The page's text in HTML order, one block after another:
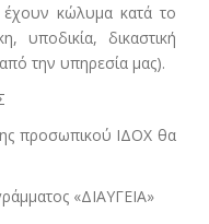
κώλυμα κατά το
υποδικία, δικαστική
την υπηρεσία μας).
προσωπικού ΙΔΟΧ θα
«ΔΙΑΥΓΕΙΑ»